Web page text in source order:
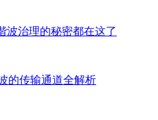
波治理的秘密都在这了
的传输通道全解析